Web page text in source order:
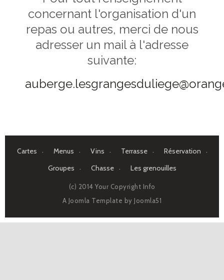
concernant l'organisation d'un
repas ou autres, merci de nous
adresser un mail à l'adresse
suivante:
Cartes Menus Vins Terrasse
Réservation
Groupes
Chasse Les grenouilles
(c) 2014 Your Copyright Info
A Joomla Template by Joomla51